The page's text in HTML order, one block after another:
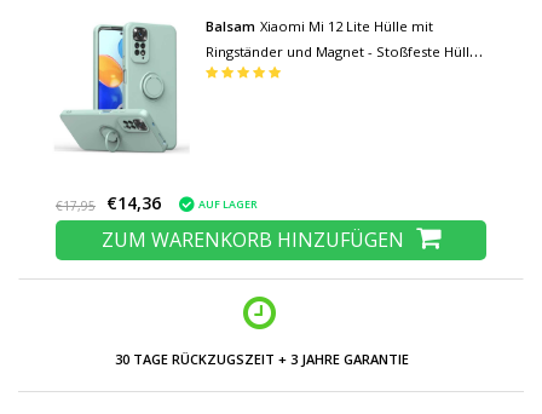
Balsam Xiaomi Mi 12 Lite Hülle mit
Ringständer und Magnet - Stoßfeste Hülle
Hellgrün
€17,95 €14,36 AUF LAGER
ZUM WARENKORB HINZUFÜGEN
30 TAGE RÜCKZUGSZEIT + 3 JAHRE GARANTIE